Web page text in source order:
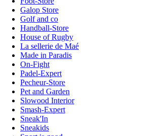
Galop Store
Golf and co
Handball-Store
House of Rugby
La sellerie de Maé
Made in Paradis
On-Fight
Padel-Expert
Pecheur-Store
Pet and Garden
Slowood Interior
Smash-Expert
Sneak'In
Sneakids